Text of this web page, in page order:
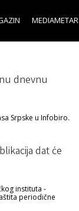
MEDIAMETAR
dnevnu
Srpske u Infobiro.
dat će
instituta -
periodične